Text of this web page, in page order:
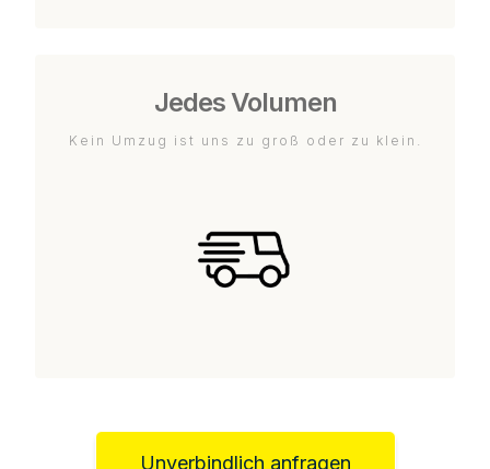
Jedes Volumen
Kein Umzug ist uns zu groß oder zu klein.
Unverbindlich anfragen